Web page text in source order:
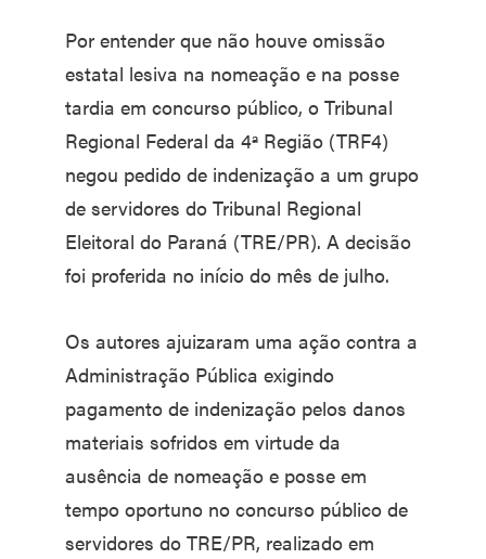
Por entender que não houve omissão
estatal lesiva na nomeação e na posse
tardia em concurso público, o Tribunal
Regional Federal da 4ª Região (TRF4)
negou pedido de indenização a um grupo
de servidores do Tribunal Regional
Eleitoral do Paraná (TRE/PR). A decisão
foi proferida no início do mês de julho.
Os autores ajuizaram uma ação contra a
Administração Pública exigindo
pagamento de indenização pelos danos
materiais sofridos em virtude da
ausência de nomeação e posse em
tempo oportuno no concurso público de
servidores do TRE/PR, realizado em